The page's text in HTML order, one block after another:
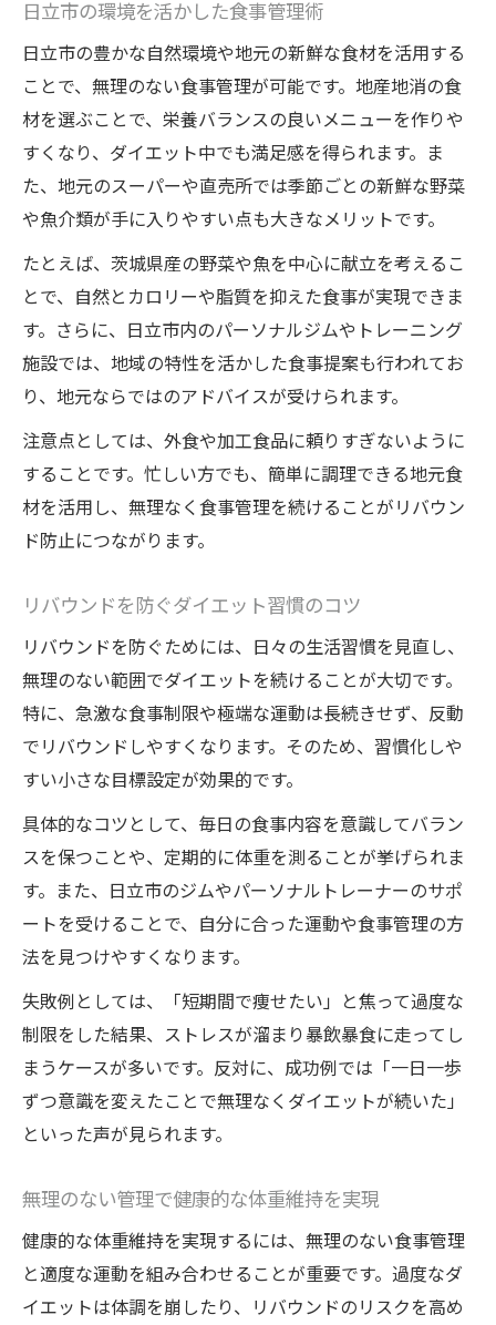
日立市の環境を活かした食事管理術
日立市の豊かな自然環境や地元の新鮮な食材を活用する
ことで、無理のない食事管理が可能です。地産地消の食
材を選ぶことで、栄養バランスの良いメニューを作りや
すくなり、ダイエット中でも満足感を得られます。ま
た、地元のスーパーや直売所では季節ごとの新鮮な野菜
や魚介類が手に入りやすい点も大きなメリットです。
たとえば、茨城県産の野菜や魚を中心に献立を考えるこ
とで、自然とカロリーや脂質を抑えた食事が実現できま
す。さらに、日立市内のパーソナルジムやトレーニング
施設では、地域の特性を活かした食事提案も行われてお
り、地元ならではのアドバイスが受けられます。
注意点としては、外食や加工食品に頼りすぎないように
することです。忙しい方でも、簡単に調理できる地元食
材を活用し、無理なく食事管理を続けることがリバウン
ド防止につながります。
リバウンドを防ぐダイエット習慣のコツ
リバウンドを防ぐためには、日々の生活習慣を見直し、
無理のない範囲でダイエットを続けることが大切です。
特に、急激な食事制限や極端な運動は長続きせず、反動
でリバウンドしやすくなります。そのため、習慣化しや
すい小さな目標設定が効果的です。
具体的なコツとして、毎日の食事内容を意識してバラン
スを保つことや、定期的に体重を測ることが挙げられま
す。また、日立市のジムやパーソナルトレーナーのサポ
ートを受けることで、自分に合った運動や食事管理の方
法を見つけやすくなります。
失敗例としては、「短期間で痩せたい」と焦って過度な
制限をした結果、ストレスが溜まり暴飲暴食に走ってし
まうケースが多いです。反対に、成功例では「一日一歩
ずつ意識を変えたことで無理なくダイエットが続いた」
といった声が見られます。
無理のない管理で健康的な体重維持を実現
健康的な体重維持を実現するには、無理のない食事管理
と適度な運動を組み合わせることが重要です。過度なダ
イエットは体調を崩したり、リバウンドのリスクを高め